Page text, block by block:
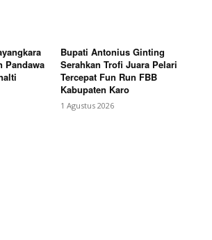
Pandawa
Bupati Antonius Ginting
Serahkan Trofi Juara Pelari
Tercepat Fun Run FBB
Kabupaten Karo
1 Agustus 2026